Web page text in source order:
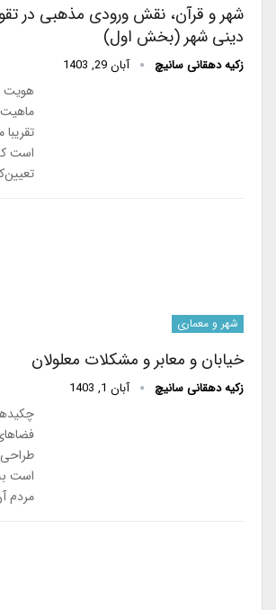
شهر و قرآن، نقش ورودی مذهبی در
دینی شهر (بخش اول)
زکیه دهقانی سانیچ آبان 29, 1403
هویت
ماهیت
است
شهر و معماری
خیابان و معابر و مشکلات معلولان
زکیه دهقانی سانیچ آبان 1, 1403
است
مردم